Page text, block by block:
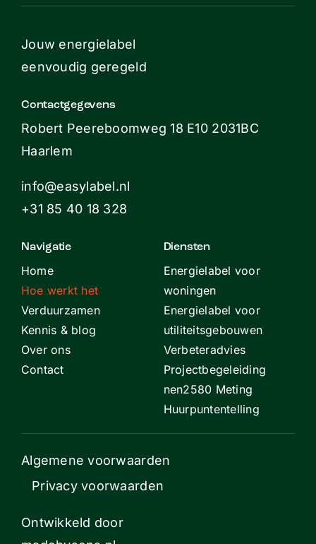
Jouw energielabel
eenvoudig geregeld
Contactgegevens
Robert Peereboomweg 18 E10 2031BC
Haarlem
info@easylabel.nl
+31 85 40 18 328
Navigatie
Home
Hoe werkt het
Verduurzamen
Kennis & blog
Over ons
Contact
Diensten
Energielabel voor
woningen
Energielabel voor
utiliteitsgebouwen
Verbeteradvies
Projectbegeleiding
nen2580 Meting
Huurpuntentelling
Algemene voorwaarden
Privacy voorwaarden
Ontwikkeld door